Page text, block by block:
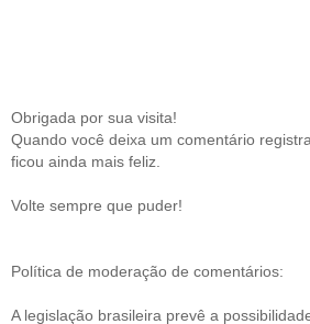
Obrigada por sua visita!
Quando você deixa um comentário
ficou ainda mais feliz.
Volte sempre que puder!
Política de moderação de comentários:
A legislação brasileira prevê a